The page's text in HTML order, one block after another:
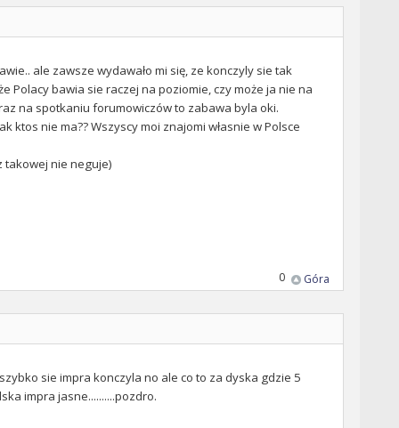
ale zawsze wydawało mi się, ze konczyly sie tak
Polacy bawia sie raczej na poziomie, czy może ja nie na
na spotkaniu forumowiczów to zabawa byla oki.
ktos nie ma?? Wszyscy moi znajomi własnie w Polsce
takowej nie neguje)
Góra
0
sie impra konczyla no ale co to za dyska gdzie 5
impra jasne..........pozdro.